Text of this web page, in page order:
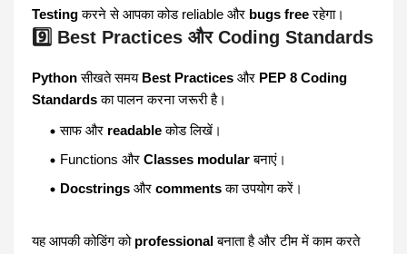
Testingकरने से आपका कोड reliable और bugs freeरहेगा।
9️⃣ Best Practices और Coding Standards
Pythonसीखते समय Best Practices और PEP 8 Coding
Standardsका पालन करना जरूरी है।
साफ और readableकोड लिखें।
Functions और Classes modularबनाएं।
Docstrings और commentsका उपयोग करें।
यह आपकी कोडिंग को professionalबनाता है और टीम में काम करते